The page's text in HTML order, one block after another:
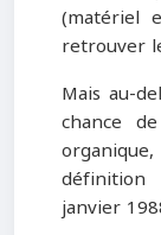
(matériel
retrouver
Mais au-
chance
janvier